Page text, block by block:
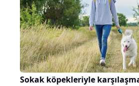
Sokak köpekleriyle